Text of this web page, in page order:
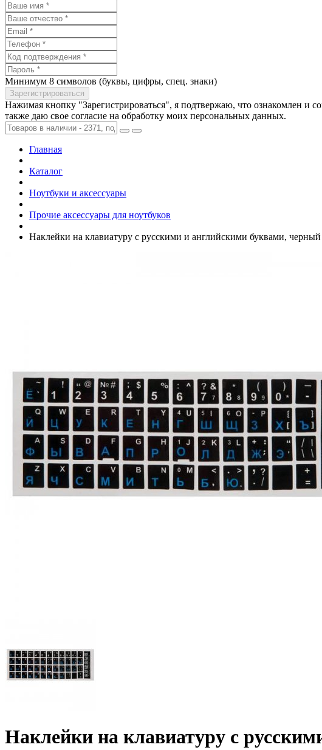
Минимум 8 символов (буквы, цифры, спец. знаки)
Нажимая кнопку "Зарегистрироваться", я подтвержаю, что ознакомлен и
также даю свое согласие на обработку моих персональных данных.
Главная
Каталог
Ноутбуки и аксессуары
Прочие аксессуары для ноутбуков
Наклейки на клавиатуру с русскими и английскими буквами,
Наклейки на клавиатуру с